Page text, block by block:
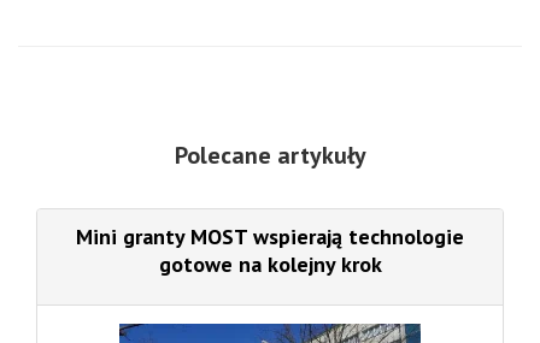
Polecane artykuły
Mini granty MOST wspierają technologie
gotowe na kolejny krok